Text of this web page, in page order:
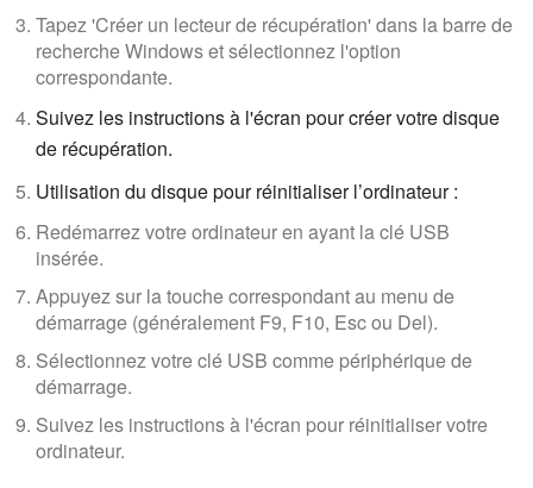
Tapez 'Créer un lecteur de récupération' dans la barre de
recherche Windows et sélectionnez l'option
correspondante.
Suivez les instructions à l'écran pour créer votre disque
de récupération.
Utilisation du disque pour réinitialiser l’ordinateur :
Redémarrez votre ordinateur en ayant la clé USB
insérée.
Appuyez sur la touche correspondant au menu de
démarrage (généralement F9, F10, Esc ou Del).
Sélectionnez votre clé USB comme périphérique de
démarrage.
Suivez les instructions à l'écran pour réinitialiser votre
ordinateur.